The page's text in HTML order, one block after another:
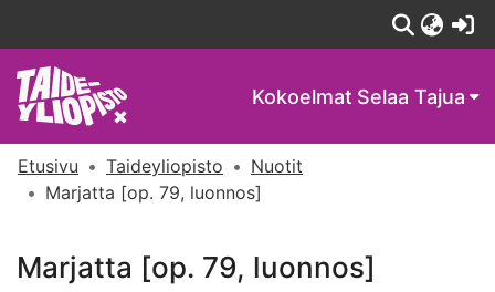
Kokoelmat Selaa Tajua
Etusivu Taideyliopisto
Nuotit
Marjatta [op. 79, luonnos]
Marjatta [op. 79, luonnos]